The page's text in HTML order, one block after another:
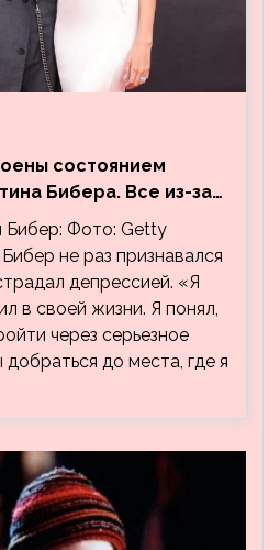
состоянием
Бибера. Все из-за
его успокаивает
Фото: Getty
не раз признавался
депрессией. «Я
в своей жизни. Я понял,
через серьезное
добраться до места, где я